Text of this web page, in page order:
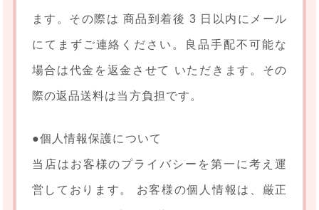
ます。その際は 商品到着後 3 日以内にメール
にてまずご連絡ください。良品手配不可能な
場合は代金を返金させて いただきます。その
際の返品送料は当方負担です。
●個人情報保護について
当店はお客様のプライバシーを第一に考え運
営しております。 お客様の個人情報は、厳正